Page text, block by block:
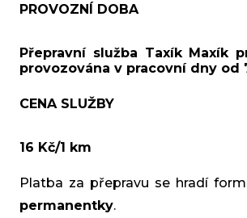
PROVOZNÍ DOBA
Přepravní služba Taxík Maxík
provozována v pracovní dny od
CENA SLUŽBY
16 Kč/1 km
Platba za přepravu se hradí
permanentky.